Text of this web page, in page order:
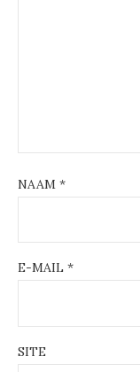
NAAM *
E-MAIL *
SITE